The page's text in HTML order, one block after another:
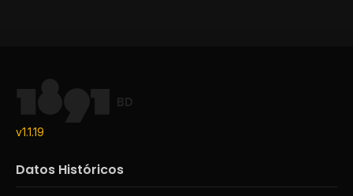
BD
v1.1.19
Datos Históricos